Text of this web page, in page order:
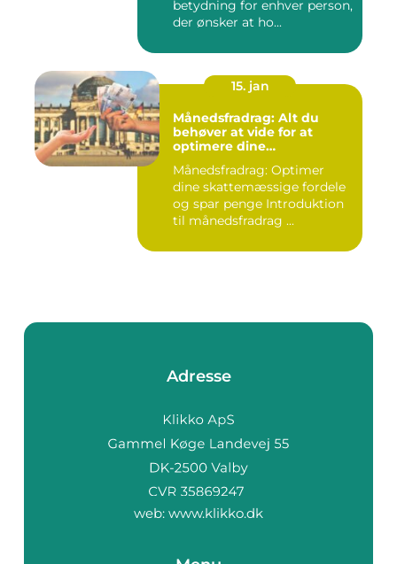
betydning for enhver person,
der ønsker at ho...
15. jan
Månedsfradrag: Alt du
behøver at vide for at
optimere dine
Månedsfradrag: Optimer
dine skattemæssige fordele
og spar penge Introduktion
til månedsfradrag ...
Adresse
web: www.klikko.dk